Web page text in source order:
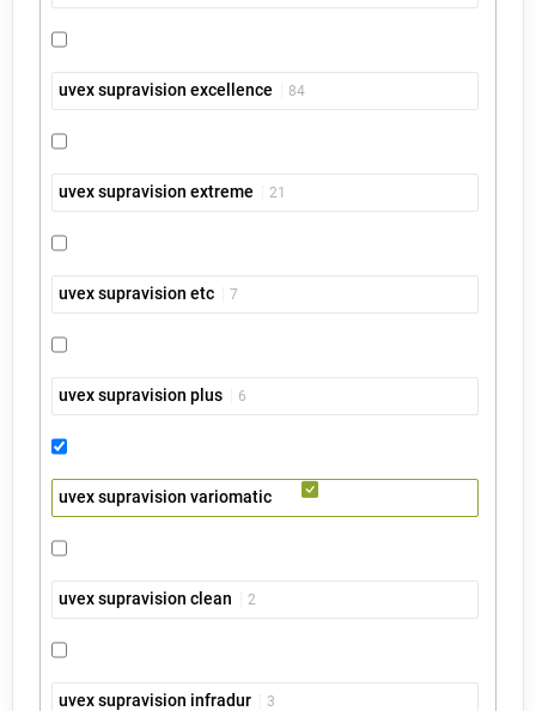
uvex supravision excellence 84
uvex supravision extreme 21
uvex supravision etc 7
uvex supravision plus 6
uvex supravision variomatic
uvex supravision clean 2
uvex supravision infradur 3